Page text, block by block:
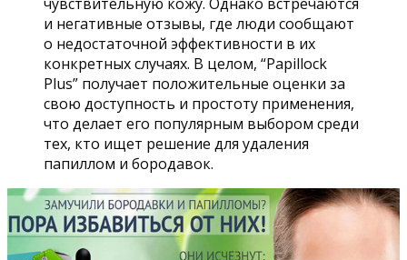
и негативные отзывы, где люди сообщают
о недостаточной эффективности в их
конкретных случаях. В целом, “Papillock
Plus” получает положительные оценки за
свою доступность и простоту применения,
что делает его популярным выбором среди
тех, кто ищет решение для удаления
папиллом и бородавок.